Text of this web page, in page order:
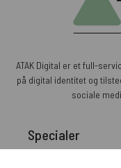
ATAK Digital er et full-
på digital identitet og
sociale
Specialer